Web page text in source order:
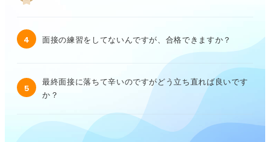
4 面接の練習をしてないんですが、合格できますか？
5
最終面接に落ちて辛いのですがどう立ち直れば良いです
か？